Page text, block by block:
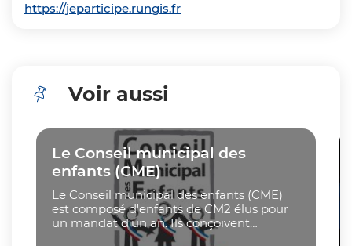
https://jeparticipe.rungis.fr
Voir aussi
Cliquer pour passer Voir aussi
Le Conseil municipal des
enfants (CME)
Le Conseil municipal des enfants (CME)
est composé d'enfants de CM2 élus pour
un mandat d'un an. Ils conçoivent
ensemble des projets et participent